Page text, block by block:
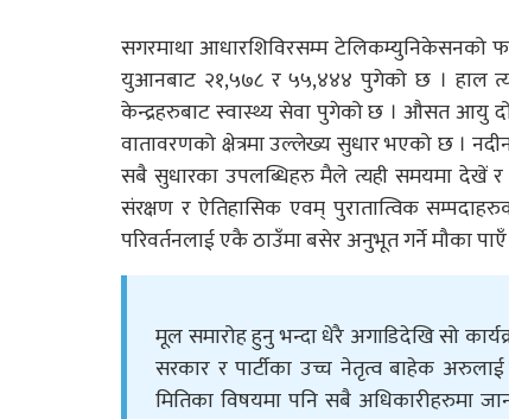
सगरमाथा आधारशिविरसम्म टेलिकम्युनिकेसनको
युआनबाट २१,५७८ र ५५,४४४ पुगेको छ । हाल
केन्द्रहरुबाट स्वास्थ्य सेवा पुगेको छ । औसत आयु
वातावरणको क्षेत्रमा उल्लेख्य सुधार भएको छ ।
सबै सुधारका उपलब्धिहरु मैले त्यही समयमा देखें र
संरक्षण र ऐतिहासिक एवम् पुरातात्विक
परिवर्तनलाई एकै ठाउँमा बसेर अनुभूत गर्ने मौका पाएँ
मूल समारोह हुनु भन्दा धेरै अगाडिदेखि सो
सरकार र पार्टीका उच्च नेतृत्व बाहेक
मितिका विषयमा पनि सबै अधिकारीहरुमा